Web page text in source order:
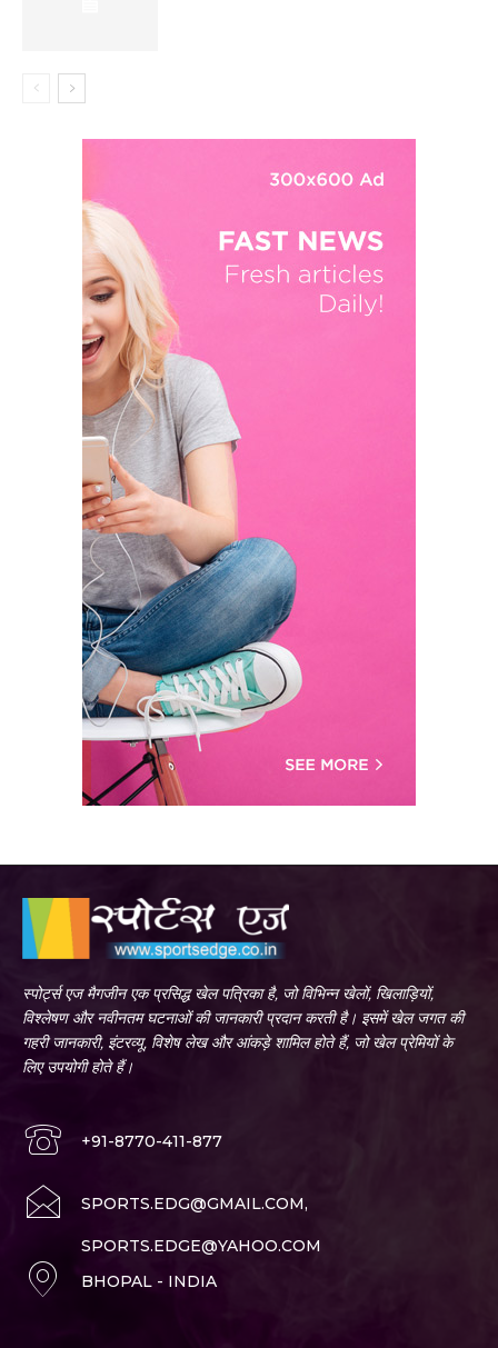
स्पोर्ट्स एज मैगजीन एक प्रसिद्ध खेल पत्रिका है, जो विभिन्न खेलों, खिलाड़ियों,
विश्लेषण और नवीनतम घटनाओं की जानकारी प्रदान करती है। इसमें खेल जगत की
गहरी जानकारी, इंटरव्यू, विशेष लेख और आंकड़े शामिल होते हैं, जो खेल प्रेमियों के
लिए उपयोगी होते हैं।
+91-8770-411-877
SPORTS.EDG@GMAIL.COM,
SPORTS.EDGE@YAHOO.COM
BHOPAL - INDIA